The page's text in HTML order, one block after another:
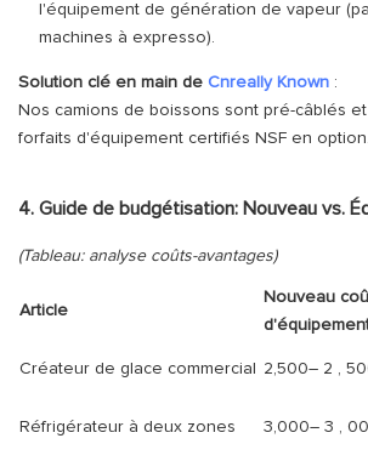
l'équipement de génération de vapeur
machines à expresso).
Solution clé en main de Cnreally Known :
Nos camions de boissons sont pré-câblés
forfaits d'équipement certifiés NSF en option.
4. Guide de budgétisation: Nouveau vs.
(Tableau: analyse coûts-avantages)
Article
Nouveau
Créateur de glace commercial 2,500– 2 ,
Réfrigérateur à deux zones 3,000– 3 ,